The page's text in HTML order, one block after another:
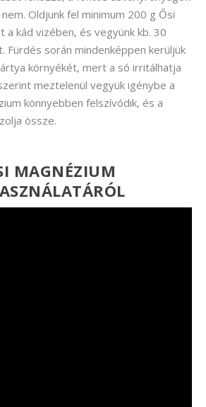
Oldjunk fel minimum 200 g Ősi
a kád vizében, és vegyünk kb. 30
Fürdés során mindenképpen kerüljük
környékét, mert a só irritálhatja
meztelenül vegyük igénybe a
könnyebben felszívódik, és a
össze.
MAGNÉZIUM